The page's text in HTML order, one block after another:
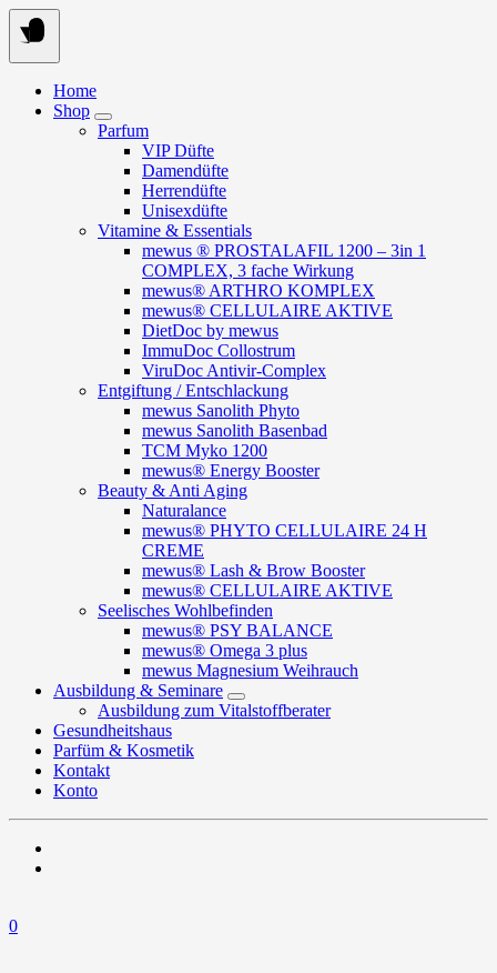
Springe
zum
Inhalt
Home
Shop
Parfum
VIP Düfte
Damendüfte
Herrendüfte
Unisexdüfte
Vitamine & Essentials
mewus ® PROSTALAFIL 1200 – 3in 1
COMPLEX, 3 fache Wirkung
mewus® ARTHRO KOMPLEX
mewus® CELLULAIRE AKTIVE
DietDoc by mewus
ImmuDoc Collostrum
ViruDoc Antivir-Complex
Entgiftung / Entschlackung
mewus Sanolith Phyto
mewus Sanolith Basenbad
TCM Myko 1200
mewus® Energy Booster
Beauty & Anti Aging
Naturalance
mewus® PHYTO CELLULAIRE 24 H
CREME
mewus® Lash & Brow Booster
mewus® CELLULAIRE AKTIVE
Seelisches Wohlbefinden
mewus® PSY BALANCE
mewus® Omega 3 plus
mewus Magnesium Weihrauch
Ausbildung & Seminare
Ausbildung zum Vitalstoffberater
Gesundheitshaus
Parfüm & Kosmetik
Kontakt
Konto
0